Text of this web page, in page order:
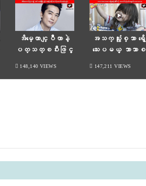
အိမ္ေထာင္ျပဳတာနဲ့
ပတ္သတ္ၿပီးဖြင့္
148,140 VIEWS
အသက္သုံးႏွစ္သာ ရွိေ
သးေပမယ့္ ဘာသာစ
147,211 VIEWS